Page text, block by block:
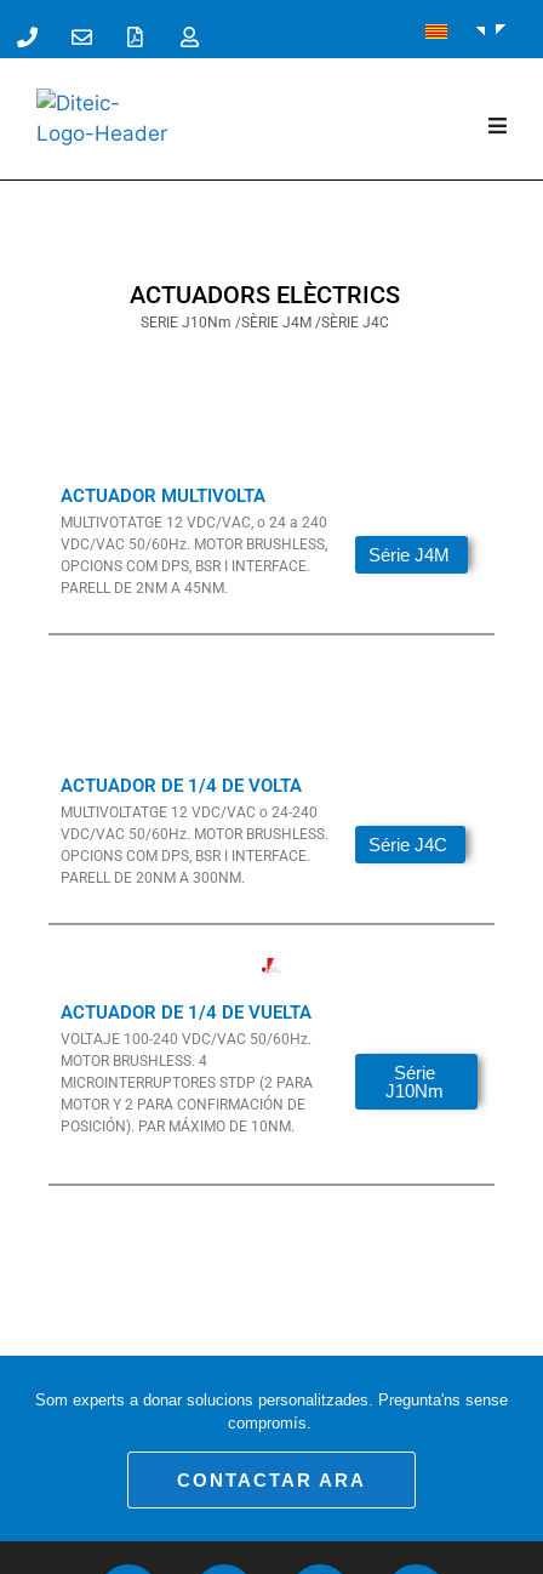
ACTUADORS ELÈCTRICS
SERIE J10Nm /SÈRIE J4M /SÈRIE J4C
ACTUADOR MULTIVOLTA
MULTIVOTATGE 12 VDC/VAC, o 24 a 240
VDC/VAC 50/60Hz. MOTOR BRUSHLESS,
OPCIONS COM DPS, BSR I INTERFACE.
PARELL DE 2NM A 45NM.
Série J4M
ACTUADOR DE 1/4 DE VOLTA
MULTIVOLTATGE 12 VDC/VAC o 24-240
VDC/VAC 50/60Hz. MOTOR BRUSHLESS.
OPCIONS COM DPS, BSR I INTERFACE.
PARELL DE 20NM A 300NM.
Série J4C
ACTUADOR DE 1/4 DE VUELTA​
VOLTAJE 100-240 VDC/VAC 50/60Hz.
MOTOR BRUSHLESS. 4
MICROINTERRUPTORES STDP (2 PARA
MOTOR Y 2 PARA CONFIRMACIÓN DE
POSICIÓN). PAR MÁXIMO DE 10NM.
Série
J10Nm
Som experts a donar solucions personalitzades. Pregunta'ns sense
compromís.
CONTACTAR ARA